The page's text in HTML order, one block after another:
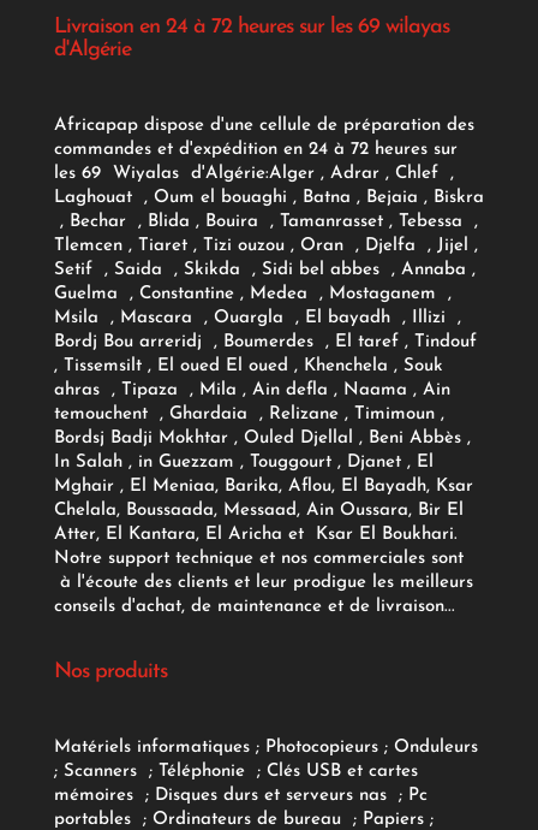
Livraison en 24 à 72 heures sur les 69 wilayas
d'Algérie
Africapap dispose d'une cellule de préparation des
commandes et d'expédition en 24 à 72 heures sur
les 69 Wiyalas d'Algérie:Alger , Adrar, Chlef ,
Laghouat , Oum el bouaghi , Batna , Bejaia , Biskra
, Bechar , Blida , Bouira , Tamanrasset , Tebessa ,
Tlemcen , Tiaret , Tizi ouzou , Oran , Djelfa , Jijel ,
Setif , Saida , Skikda , Sidi bel abbes , Annaba ,
Guelma , Constantine , Medea , Mostaganem ,
Msila , Mascara , Ouargla , El bayadh , Illizi ,
Bordj Bou arreridj , Boumerdes , El taref , Tindouf
, Tissemsilt , El oued El oued , Khenchela , Souk
ahras , Tipaza , Mila , Ain defla , Naama , Ain
temouchent , Ghardaia , Relizane , Timimoun ,
Bordsj Badji Mokhtar , Ouled Djellal , Beni Abbès ,
In Salah , in Guezzam , Touggourt , Djanet , El
Mghair , El Meniaa, Barika, Aflou, El Bayadh, Ksar
Chelala, Boussaada, Messaad, Ain Oussara, Bir El
Atter, El Kantara, El Aricha et Ksar El Boukhari.
Notre support technique et nos commerciales sont
à l'écoute des clients et leur prodigue les meilleurs
conseils d'achat, de maintenance et de livraison...
Nos produits
Matériels informatiques; Photocopieurs; Onduleurs
; Scanners ; Téléphonie ; Clés USB et cartes
mémoires
; Disques durs et serveurs nas ; Pc
portables
; Ordinateurs de bureau ; Papiers;